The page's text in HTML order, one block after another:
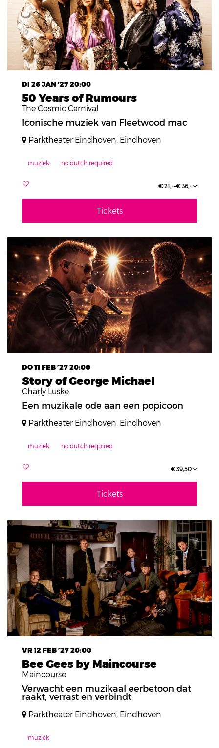
50 Years of Rumours
The Cosmic Carnival
DI 26 JAN ’2720:00
Iconische muziek van Fleetwood mac
Parktheater Eindhoven, Eindhoven
muziek no dutch required
€ 21,-–€ 36,-
Tickets
Story of George Michael
Charly Luske
DO 11 FEB ’2720:00
Een muzikale ode aan een popicoon
Parktheater Eindhoven, Eindhoven
muziek no dutch required
€ 39,50
Tickets
Bee Gees by Maincourse
Maincourse
VR 12 FEB ’2720:00
Verwacht een muzikaal eerbetoon dat
raakt, verrast en verbindt
Parktheater Eindhoven, Eindhoven
muziek